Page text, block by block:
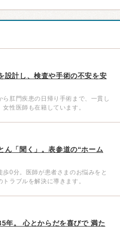
設計し、検査や手術の不安を安
ら肛門疾患の日帰り手術まで、一貫し
性医師も在籍しています。
ん「聞く」。表参道の“ホーム
歩0分。医師が患者さまのお悩みをと
ラブルを解決に導きます。
年。 心とからだを喜びで 満た